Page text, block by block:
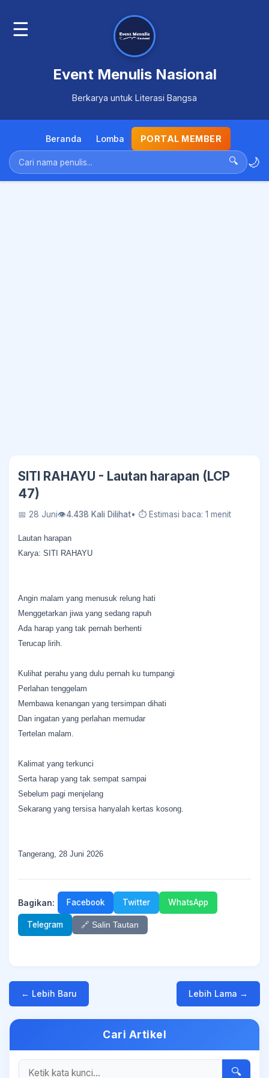
☰
Event Menulis Nasional
Berkarya untuk Literasi Bangsa
Beranda Lomba PORTAL MEMBER
🔍 🌙
SITI RAHAYU - Lautan harapan (LCP
47)
📅 28 Juni👁4.438 Kali Dilihat• ⏱ Estimasi baca: 1 menit
Lautan harapan
Karya: SITI RAHAYU
Angin malam yang menusuk relung hati
Menggetarkan jiwa yang sedang rapuh
Ada harap yang tak pernah berhenti
Terucap lirih.
Kulihat perahu yang dulu pernah ku tumpangi
Perlahan tenggelam
Membawa kenangan yang tersimpan dihati
Dan ingatan yang perlahan memudar
Tertelan malam.
Kalimat yang terkunci
Serta harap yang tak sempat sampai
Sebelum pagi menjelang
Sekarang yang tersisa hanyalah kertas kosong.
Tangerang, 28 Juni 2026
Bagikan: Facebook Twitter WhatsApp
Telegram 🔗 Salin Tautan
← Lebih Baru Lebih Lama →
Cari Artikel
🔍